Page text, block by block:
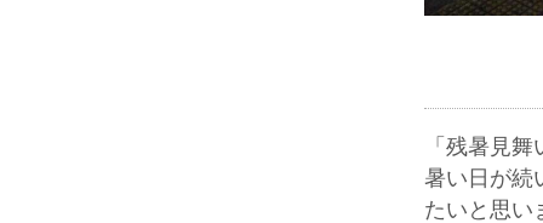
「残暑見
暑い日が続
たいと思い